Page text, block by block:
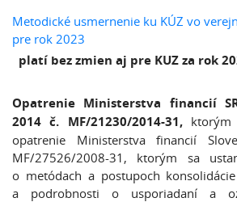
Metodické usmernenie ku KÚZ vo
pre rok 2023
platí bez zmien aj pre KUZ za rok
Opatrenie Ministerstva financií
2014 č. MF/21230/2014-31,
opatrenie Ministerstva financií
MF/27526/2008-31, ktorým sa
o metódach a postupoch
a podrobnosti o usporiadaní a